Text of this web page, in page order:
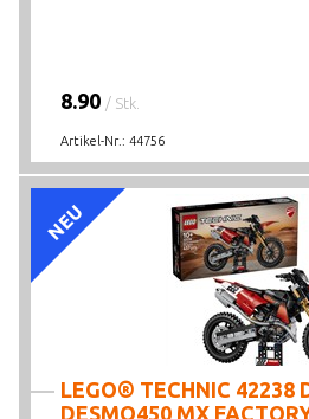
8.90 / Stk.
Artikel-Nr.: 44756
NEU
LEGO® TECHNIC 42238
DESMO450 MX